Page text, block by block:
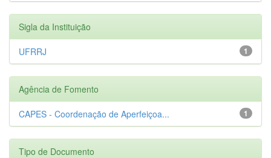
Sigla da Instituição
1
UFRRJ
Agência de Fomento
1
CAPES - Coordenação de Aperfeiçoa...
Tipo de Documento